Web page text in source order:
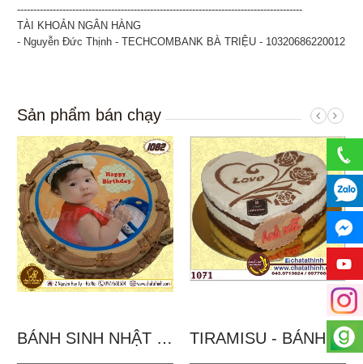
----------------------------------------------------------------------------------------
TÀI KHOẢN NGÂN HÀNG
- Nguyễn Đức Thịnh - TECHCOMBANK BÀ TRIỆU - 10320686220012
Sản phẩm bán chạy
BÁNH SINH NHẬT IN... TIRAMISU - BÁNH TẶNG...